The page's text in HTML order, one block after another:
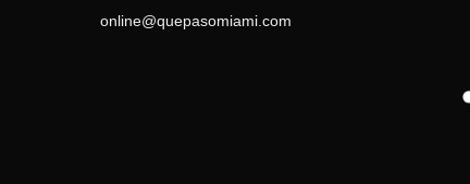
online@quepasomiami.com